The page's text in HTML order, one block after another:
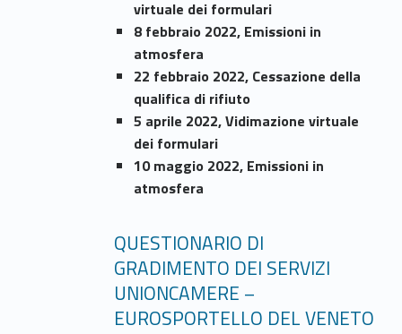
virtuale dei formulari
8 febbraio 2022, Emissioni in
atmosfera
22 febbraio 2022, Cessazione della
qualifica di rifiuto
5 aprile 2022, Vidimazione virtuale
dei formulari
10 maggio 2022, Emissioni in
atmosfera
QUESTIONARIO DI
GRADIMENTO DEI SERVIZI
UNIONCAMERE –
EUROSPORTELLO DEL VENETO